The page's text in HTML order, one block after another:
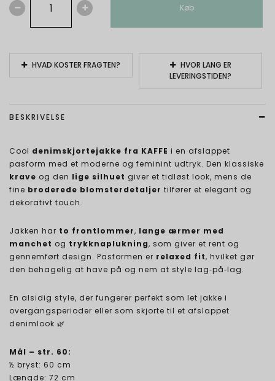
Køb
HVAD KOSTER FRAGTEN?
HVOR LANG ER
LEVERINGSTIDEN?
BESKRIVELSE
Cool denimskjortejakke fra KAFFE i en afslappet
pasform med et moderne og feminint udtryk. Den klassiske
krave og den lige silhuet giver et tidløst look, mens de
fine broderede blomsterdetaljer tilfører et elegant og
dekorativt touch.
Jakken har to frontlommer, lange ærmer med
manchet og trykknaplukning, som giver et rent og
gennemført design. Pasformen er relaxed fit, hvilket gør
den behagelig at have på og nem at style lag‑på‑lag.
En alsidig style, der fungerer perfekt som let jakke i
overgangsperioder eller som skjorte til et afslappet
denimlook 🌿
Mål – str. 60:
½ bryst: 60 cm
Længde: 72 cm